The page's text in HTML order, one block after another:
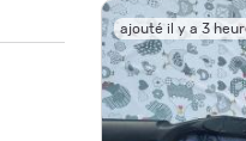
ajouté il y a 3